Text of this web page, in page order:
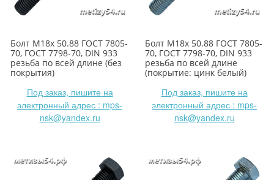
Болт М18х 50.88 ГОСТ 7805-
70, ГОСТ 7798-70, DIN 933
резьба по всей длине (без
покрытия)
Под заказ, пишите на
электронный адрес : mps-
nsk@yandex.ru
Болт М18х 50.88 ГОСТ 7805-
70, ГОСТ 7798-70, DIN 933
резьба по всей длине
(покрытие: цинк белый)
Под заказ, пишите на
электронный адрес : mps-
nsk@yandex.ru